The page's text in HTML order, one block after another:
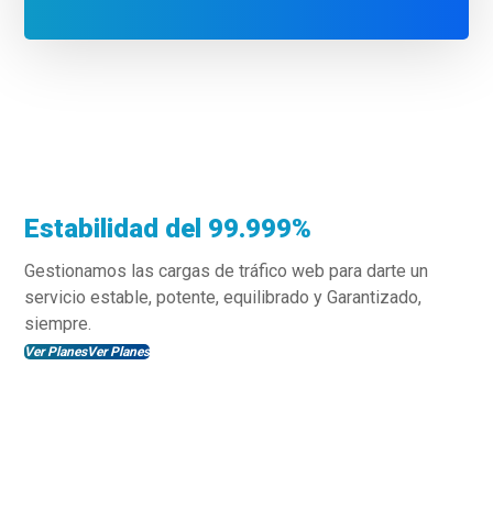
Estabilidad del 99.999%
Gestionamos las cargas de tráfico web para darte un
servicio estable, potente, equilibrado y Garantizado,
siempre.
Ver PlanesVer Planes